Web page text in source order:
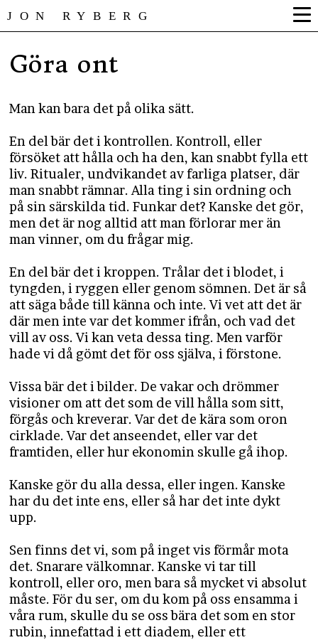
JON RYBERG
Göra ont
Man kan bara det på olika sätt.
En del bär det i kontrollen. Kontroll, eller
försöket att hålla och ha den, kan snabbt fylla ett
liv. Ritualer, undvikandet av farliga platser, där
man snabbt rämnar. Alla ting i sin ordning och
på sin särskilda tid. Funkar det? Kanske det gör,
men det är nog alltid att man förlorar mer än
man vinner, om du frågar mig.
En del bär det i kroppen. Trålar det i blodet, i
tyngden, i ryggen eller genom sömnen. Det är så
att säga både till känna och inte. Vi vet att det är
där men inte var det kommer ifrån, och vad det
vill av oss. Vi kan veta dessa ting. Men varför
hade vi då gömt det för oss själva, i förstone.
Vissa bär det i bilder. De vakar och drömmer
visioner om att det som de vill hålla som sitt,
förgås och kreverar. Var det de kära som oron
cirklade. Var det anseendet, eller var det
framtiden, eller hur ekonomin skulle gå ihop.
Kanske gör du alla dessa, eller ingen. Kanske
har du det inte ens, eller så har det inte dykt
upp.
Sen finns det vi, som på inget vis förmår mota
det. Snarare välkomnar. Kanske vi tar till
kontroll, eller oro, men bara så mycket vi absolut
måste. För du ser, om du kom på oss ensamma i
våra rum, skulle du se oss bära det som en stor
rubin, innefattad i ett diadem, eller ett